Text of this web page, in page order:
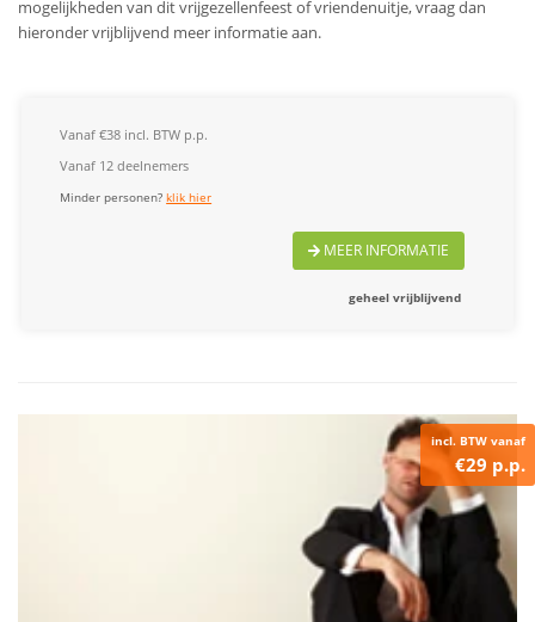
mogelijkheden van dit vrijgezellenfeest of vriendenuitje, vraag dan
hieronder vrijblijvend meer informatie aan.
Vanaf €38 incl. BTW p.p.
Vanaf 12 deelnemers
Minder personen?klik hier
MEER INFORMATIE
geheel vrijblijvend
incl. BTW vanaf
€29 p.p.